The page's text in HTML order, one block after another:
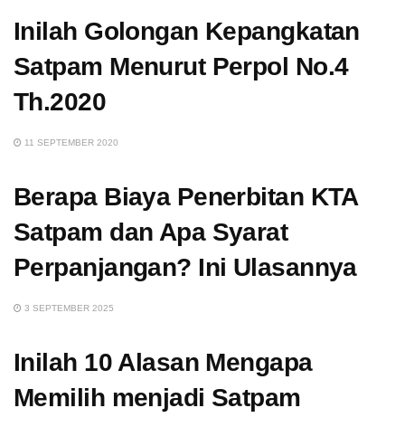
Inilah Golongan Kepangkatan
Satpam Menurut Perpol No.4
Th.2020
11 SEPTEMBER 2020
Berapa Biaya Penerbitan KTA
Satpam dan Apa Syarat
Perpanjangan? Ini Ulasannya
3 SEPTEMBER 2025
Inilah 10 Alasan Mengapa
Memilih menjadi Satpam